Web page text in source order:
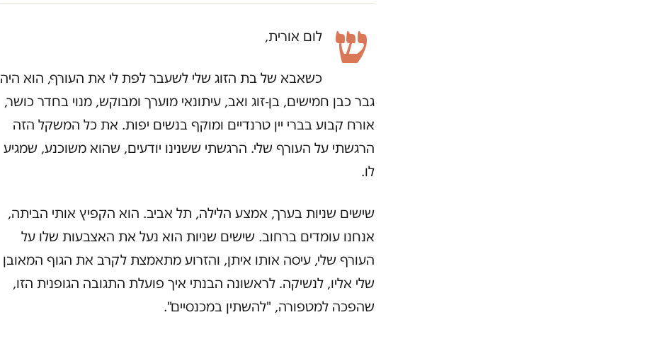
ש לום אורית,
כשאבא של בת הזוג שלי לשעבר לפת לי את העורף, הוא היה
גבר כבן חמישים, בן-זוג ואב, עיתונאי מוערך ומבוקש, מנוי בחדר כושר,
אורח קבוע בברי יין טרנדיים ומוקף בנשים יפות. את כל המשקל הזה
הרגשתי על העורף שלי. הרגשתי ששנינו יודעים, שהוא משוכנע, שמגיע
לו.
שישים שניות בערך, אמצע הלילה, תל אביב. הוא הקפיץ אותי הביתה,
אנחנו עומדים ברחוב. שישים שניות הוא נעל את האצבעות שלו על
העורף שלי, עיסה אותו איתן, והזרוע מתאמצת לקרב את הגוף המאובן
שלי אליו, לנשיקה. לראשונה הבנתי איך פועלת התגובה הגופנית הזו,
שהפכה למטפורה, "להשתין במכנסיים".